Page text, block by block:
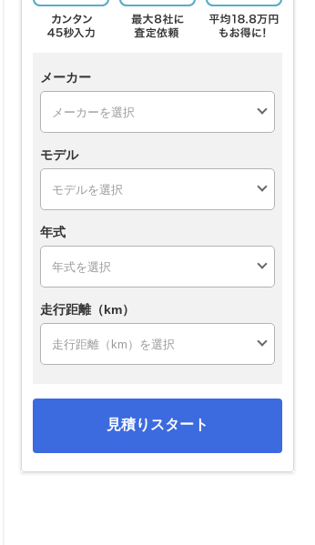
メーカー
モデル
年式
走行距離（km）
見積りスタート